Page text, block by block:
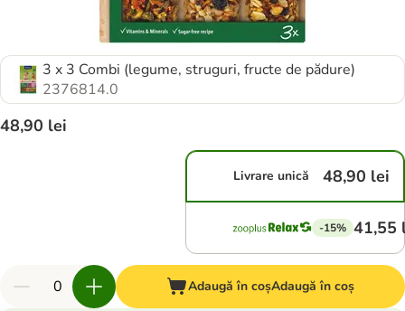
3 x 3 Combi (legume, struguri, fructe de pădure)
2376814.0
48,90 lei
Livrare unică 48,90 lei
-15% 41,55
Adaugă în coșAdaugă în coș